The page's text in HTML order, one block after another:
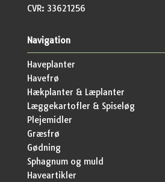
CVR: 33621256
Navigation
Haveplanter
Havefrø
Hækplanter & Læplanter
Læggekartofler & Spiseløg
Plejemidler
Græsfrø
Gødning
Sphagnum og muld
Haveartikler